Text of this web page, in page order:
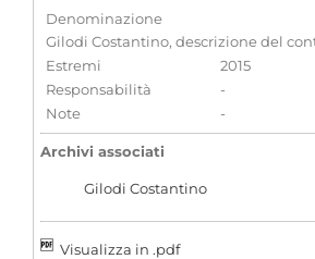
Denominazione
Gilodi Costantino, descrizione del
Estremi
2015
Responsabilità
-
Note
-
Archivi associati
Gilodi Costantino
Visualizza in .pdf